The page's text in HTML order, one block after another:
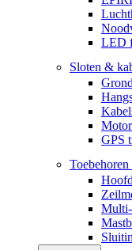
LED
Sloten &
GPS
Toebehoren